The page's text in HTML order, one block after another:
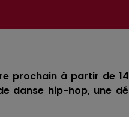
prochain à partir de
danse hip-hop, une